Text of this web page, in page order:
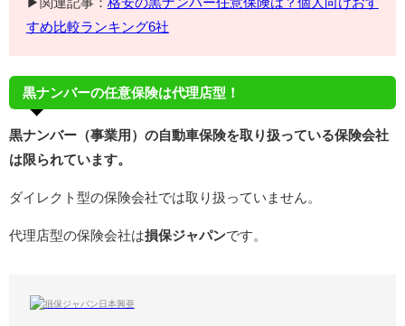
すめ比較ランキング6社
黒ナンバーの任意保険は代理店型！
黒ナンバー（事業用）の自動車保険を取り扱っている保険会社
は限られています。
ダイレクト型の保険会社では取り扱っていません。
代理店型の保険会社は損保ジャパンです。